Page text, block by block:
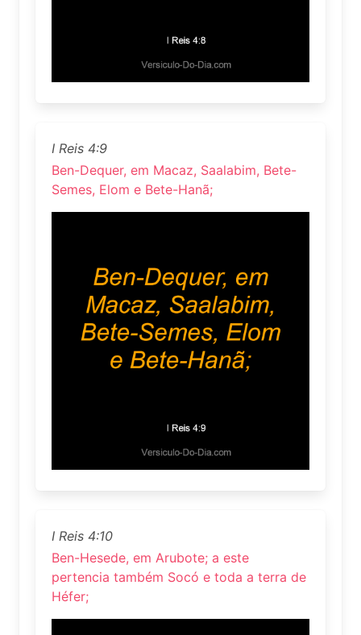
I Reis 4:9
Ben-Dequer, em Macaz, Saalabim, Bete-
Semes, Elom e Bete-Hanã;
I Reis 4:10
Ben-Hesede, em Arubote; a este
pertencia também Socó e toda a terra de
Héfer;